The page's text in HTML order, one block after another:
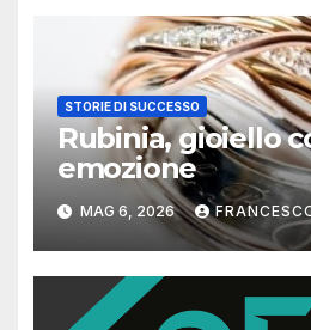
STORIE DI SUCCESSO
Rubinia, gioiello
emozione
MAG 6, 2026